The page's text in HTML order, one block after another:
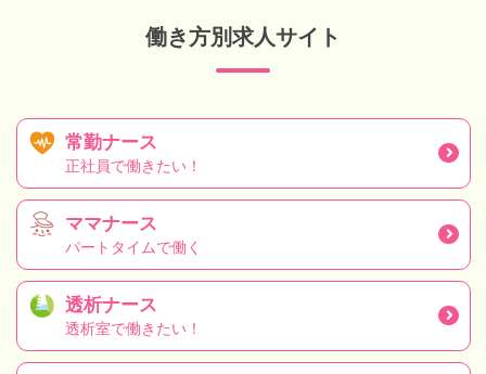
働き方別求人サイト
常勤ナース
正社員で働きたい！
ママナース
パートタイムで働く
透析ナース
透析室で働きたい！